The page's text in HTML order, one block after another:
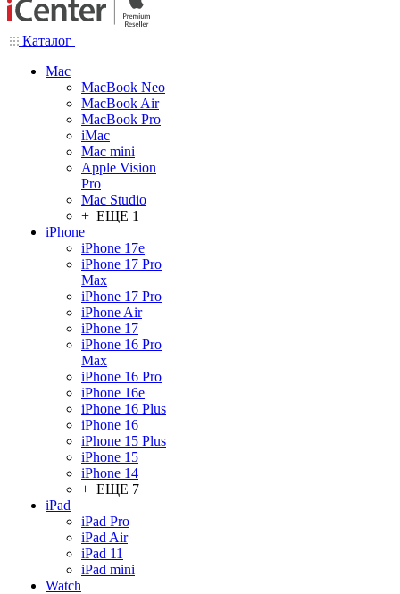
Каталог
Mac
MacBook Neo
MacBook Air
MacBook Pro
iMac
Mac mini
Apple Vision
Pro
Mac Studio
+ ЕЩЕ 1
iPhone
iPhone 17e
iPhone 17 Pro
Max
iPhone 17 Pro
iPhone Air
iPhone 17
iPhone 16 Pro
Max
iPhone 16 Pro
iPhone 16e
iPhone 16 Plus
iPhone 16
iPhone 15 Plus
iPhone 15
iPhone 14
+ ЕЩЕ 7
iPad
iPad Pro
iPad Air
iPad 11
iPad mini
Watch